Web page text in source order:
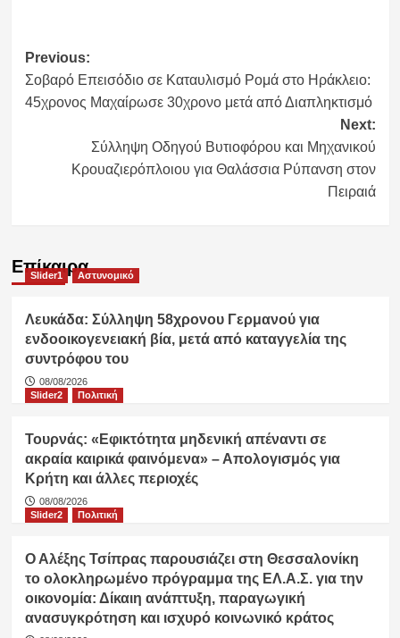
Post
navigation
Previous:
Σοβαρό Επεισόδιο σε Καταυλισμό Ρομά στο Ηράκλειο:
45χρονος Μαχαίρωσε 30χρονο μετά από Διαπληκτισμό
Next:
Σύλληψη Οδηγού Βυτιοφόρου και Μηχανικού
Κρουαζιερόπλοιου για Θαλάσσια Ρύπανση στον
Πειραιά
Επίκαιρα
Slider1 Αστυνομικό
Λευκάδα: Σύλληψη 58χρονου Γερμανού για
ενδοοικογενειακή βία, μετά από καταγγελία της
συντρόφου του
08/08/2026
Slider2
Πολιτική
Τουρνάς: «Εφικτότητα μηδενική απέναντι σε
ακραία καιρικά φαινόμενα» – Απολογισμός για
Κρήτη και άλλες περιοχές
08/08/2026
Slider2
Πολιτική
Ο Αλέξης Τσίπρας παρουσιάζει στη Θεσσαλονίκη
το ολοκληρωμένο πρόγραμμα της ΕΛ.Α.Σ. για την
οικονομία: Δίκαιη ανάπτυξη, παραγωγική
ανασυγκρότηση και ισχυρό κοινωνικό κράτος